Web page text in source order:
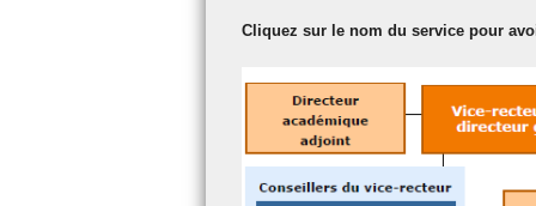
Quelques repères
Le calendrier scolaire
Statistiques
L’alternance dans
La formation tout au
Cliquez sur le nom du service pour